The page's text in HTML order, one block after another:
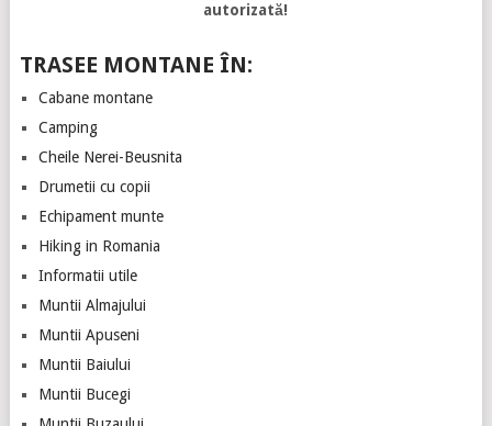
autorizată!
TRASEE MONTANE ÎN:
Cabane montane
Camping
Cheile Nerei-Beusnita
Drumetii cu copii
Echipament munte
Hiking in Romania
Informatii utile
Muntii Almajului
Muntii Apuseni
Muntii Baiului
Muntii Bucegi